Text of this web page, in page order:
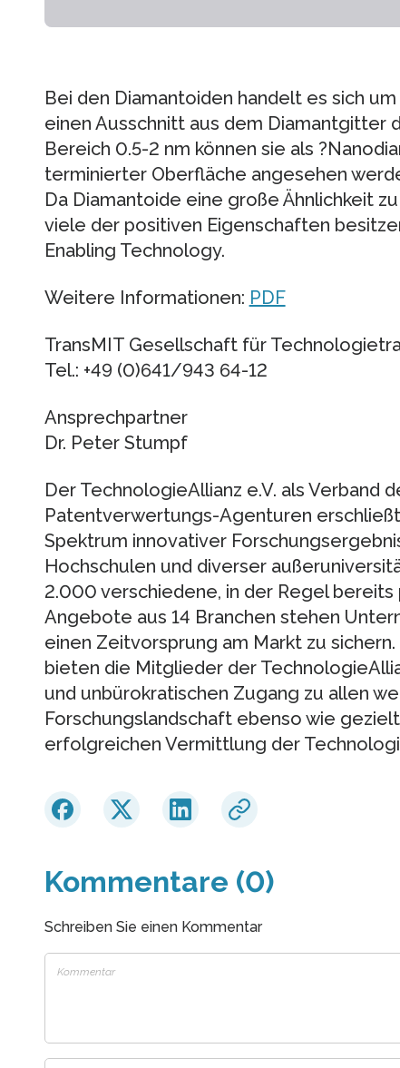
Bei den Diamantoiden handelt es sich
einen Ausschnitt aus dem Diamantgitter
Bereich 0.5-2 nm können sie als
terminierter Oberfläche angesehen
Da Diamantoide eine große Ähnlichkeit
viele der positiven Eigenschaften
Enabling Technology.
Weitere Informationen: PDF
TransMIT Gesellschaft für
Tel.: +49 (0)641/943 64-12
Ansprechpartner
Dr. Peter Stumpf
Der TechnologieAllianz e.V. als Verband
Patentverwertungs-Agenturen
Spektrum innovativer
Hochschulen und diverser
2.000 verschiedene, in der Regel
Angebote aus 14 Branchen stehen
einen Zeitvorsprung am Markt zu
bieten die Mitglieder der
und unbürokratischen Zugang zu allen
Forschungslandschaft ebenso wie
erfolgreichen Vermittlung der
Kommentare (0)
Schreiben Sie einen Kommentar